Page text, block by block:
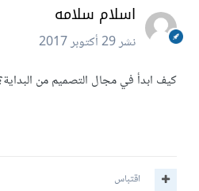
اسلام سلامه
نشر29 أكتوبر 2017
كيف ابدأ في مجال التصميم من البداية؟
اقتباس